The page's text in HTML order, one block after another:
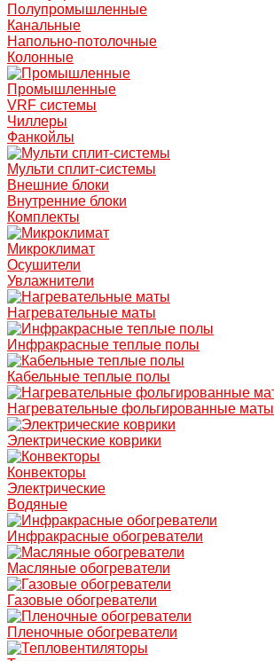
Полупромышленные
Канальные
Напольно-потолочные
Колонные
Промышленные
VRF системы
Чиллеры
Фанкойлы
Мульти сплит-системы
Внешние блоки
Внутренние блоки
Комплекты
Микроклимат
Осушители
Увлажнители
Нагревательные маты
Инфракрасные теплые полы
Кабельные теплые полы
Нагревательные фольгированные маты
Электрические коврики
Конвекторы
Электрические
Водяные
Инфракрасные обогреватели
Масляные обогреватели
Газовые обогреватели
Пленочные обогреватели